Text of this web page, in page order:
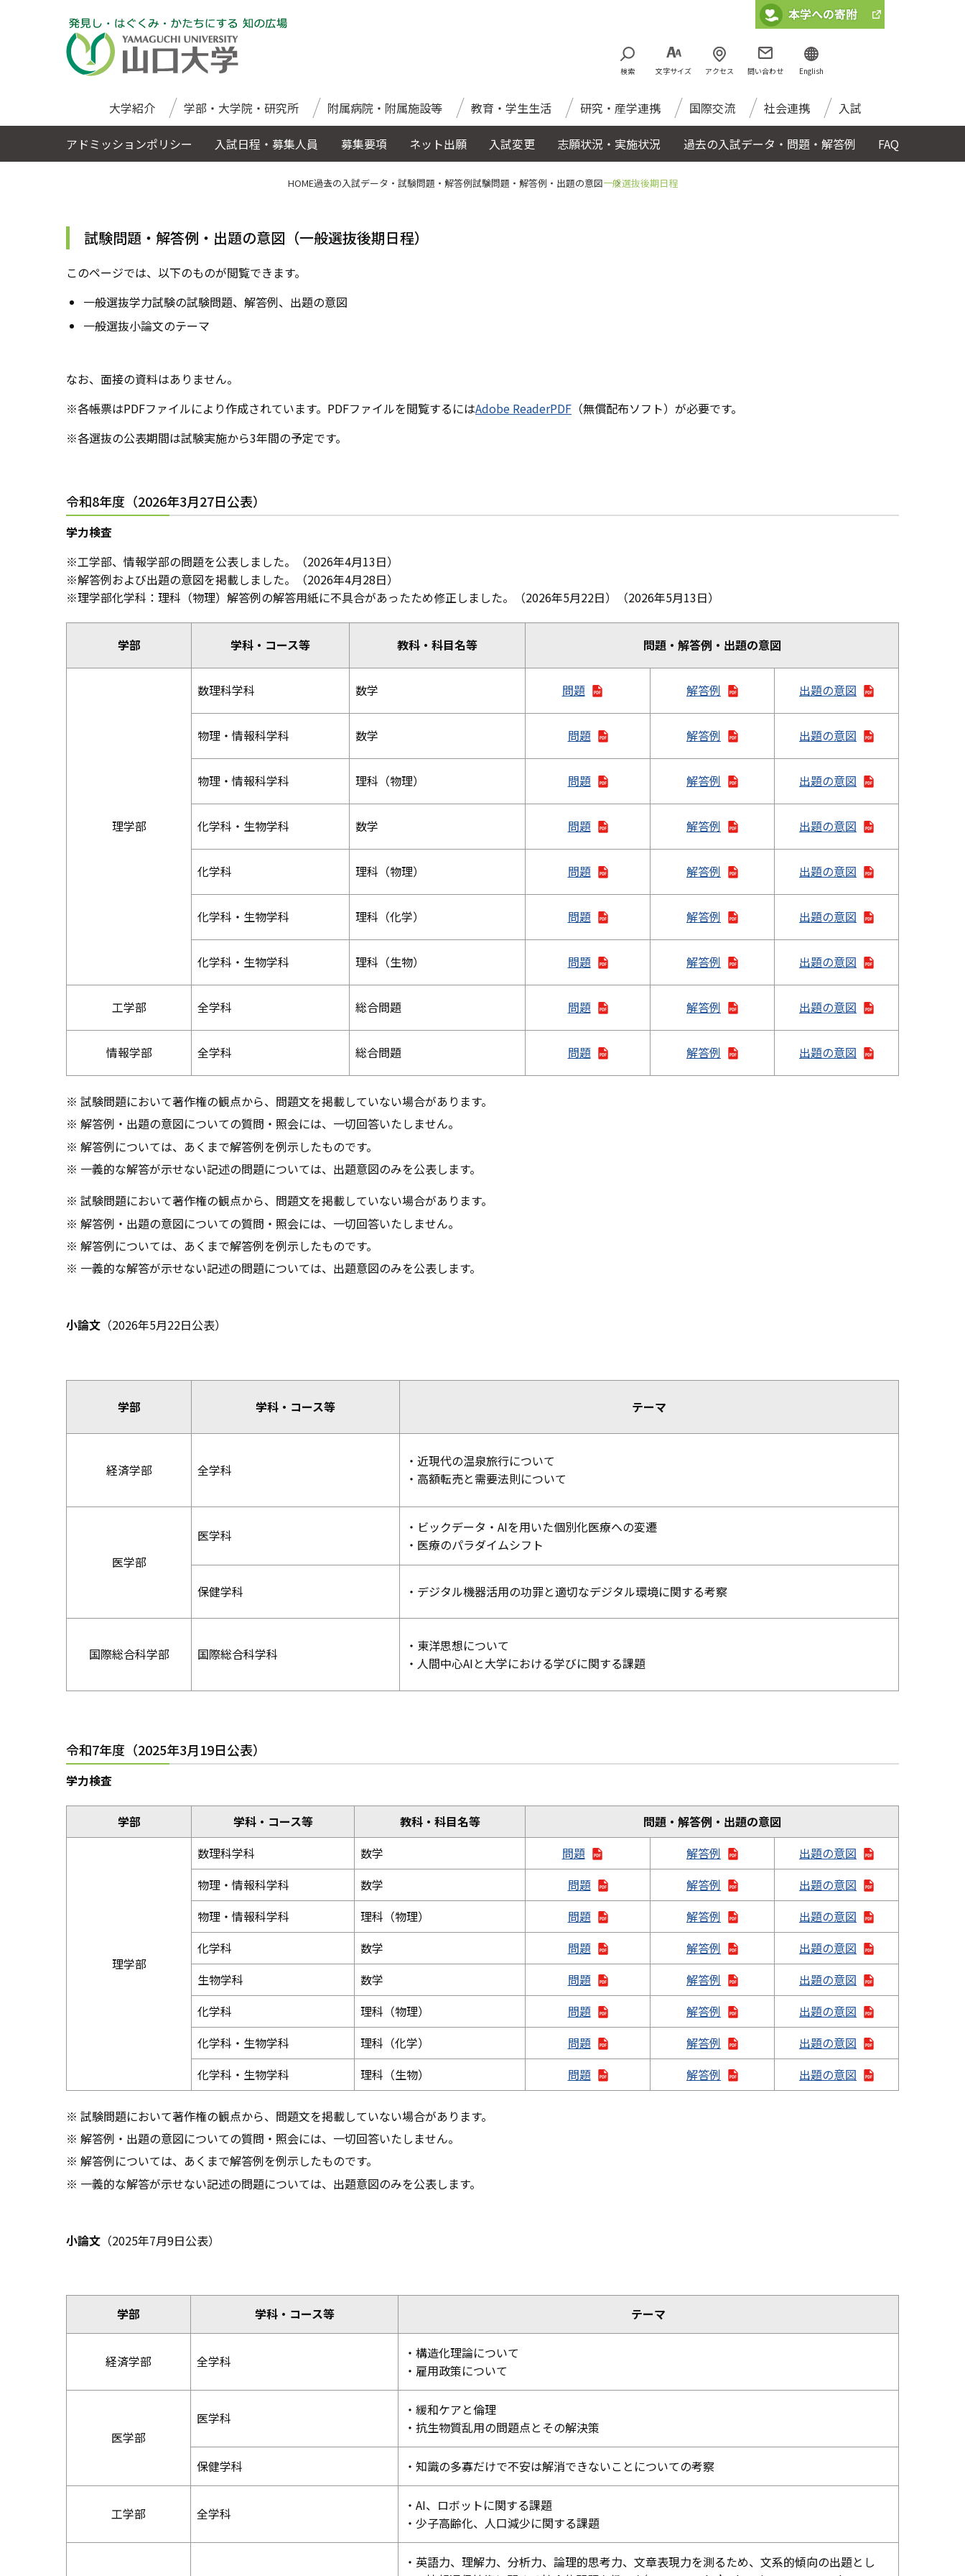
大学紹介 学部・大学院・研究所 附属病院・附属施設等 教育・学生生活 研究・産学連携 国際交流 社会連携 入試
検索 文字サイズ アクセス 問い合わせ English
アドミッションポリシー 入試日程・募集人員 募集要項 ネット出願 入試変更 志願状況・実施状況 過去の入試データ・問題・解答例 FAQ
HOME過去の入試データ・試験問題・解答例試験問題・解答例・出題の意図一般選抜後期日程
試験問題・解答例・出題の意図（一般選抜後期日程）
このページでは、以下のものが閲覧できます。
一般選抜学力試験の試験問題、解答例、出題の意図
一般選抜小論文のテーマ
なお、面接の資料はありません。
※各帳票はPDFファイルにより作成されています。PDFファイルを閲覧するにはAdobe ReaderPDF （無償配布ソフト）が必要です。
※各選抜の公表期間は試験実施から3年間の予定です。
令和8年度（2026年3月27日公表）
学力検査
※工学部、情報学部の問題を公表しました。（2026年4月13日）
※解答例および出題の意図を掲載しました。（2026年4月28日）
※理学部化学科：理科（物理）解答例の解答用紙に不具合があったため修正しました。（2026年5月22日）（2026年5月13日）
学部 学科・コース等 教科・科目名等 問題・解答例・出題の意図
理学部
数理科学科 数学 問題 解答例 出題の意図
物理・情報科学科 数学 問題 解答例 出題の意図
物理・情報科学科 理科（物理） 問題 解答例 出題の意図
化学科・生物学科 数学 問題 解答例 出題の意図
化学科 理科（物理） 問題 解答例 出題の意図
化学科・生物学科 理科（化学） 問題 解答例 出題の意図
化学科・生物学科 理科（生物） 問題 解答例 出題の意図
工学部 全学科 総合問題 問題 解答例 出題の意図
情報学部 全学科 総合問題 問題 解答例 出題の意図
試験問題において著作権の観点から、問題文を掲載していない場合があります。
解答例・出題の意図についての質問・照会には、一切回答いたしません。
解答例については、あくまで解答例を例示したものです。
一義的な解答が示せない記述の問題については、出題意図のみを公表します。
試験問題において著作権の観点から、問題文を掲載していない場合があります。
解答例・出題の意図についての質問・照会には、一切回答いたしません。
解答例については、あくまで解答例を例示したものです。
一義的な解答が示せない記述の問題については、出題意図のみを公表します。
小論文 （2026年5月22日公表）
学部 学科・コース等 テーマ
経済学部 全学科
・近現代の温泉旅行について
・高額転売と需要法則について
医学部
医学科
・ビックデータ・AIを用いた個別化医療への変遷
・医療のパラダイムシフト
保健学科 ・デジタル機器活用の功罪と適切なデジタル環境に関する考察
国際総合科学部 国際総合科学科
・東洋思想について
・人間中心AIと大学における学びに関する課題
令和7年度（2025年3月19日公表）
学力検査
学部 学科・コース等 教科・科目名等 問題・解答例・出題の意図
理学部
数理科学科 数学 問題 解答例
出題の意図
物理・情報科学科
数学 問題 解答例
出題の意図
物理・情報科学科
理科（物理） 問題 解答例
出題の意図
化学科
数学 問題 解答例
出題の意図
生物学科
数学 問題 解答例
出題の意図
化学科
理科（物理） 問題 解答例
出題の意図
化学科・生物学科
理科（化学） 問題 解答例
出題の意図
化学科・生物学科
理科（生物） 問題 解答例 出題の意図
試験問題において著作権の観点から、問題文を掲載していない場合があります。
解答例・出題の意図についての質問・照会には、一切回答いたしません。
解答例については、あくまで解答例を例示したものです。
一義的な解答が示せない記述の問題については、出題意図のみを公表します。
小論文 （2025年7月9日公表）
学部 学科・コース等 テーマ
経済学部 全学科
・構造化理論について
・雇用政策について
医学部
医学科
・緩和ケアと倫理
・抗生物質乱用の問題点とその解決策
保健学科 ・知識の多寡だけで不安は解消できないことについての考察
工学部 全学科
・AI、ロボットに関する課題
・少子高齢化、人口減少に関する課題
・英語力、理解力、分析力、論理的思考力、文章表現力を測るため、文系的傾向の出題とし